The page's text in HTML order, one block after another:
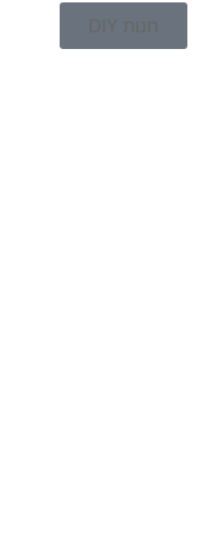
חנות DIY